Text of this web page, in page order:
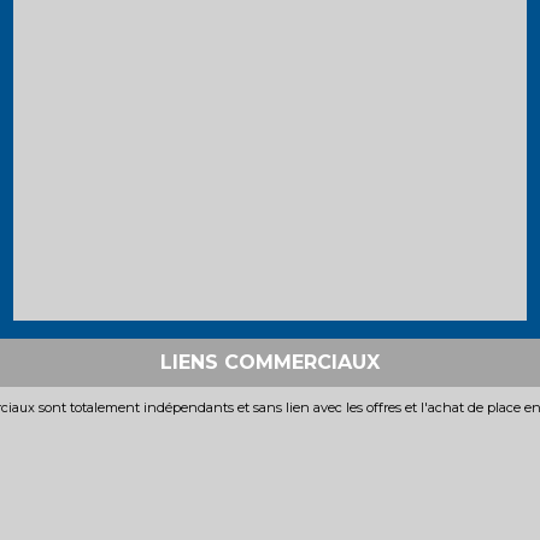
LIENS COMMERCIAUX
sont totalement indépendants et sans lien avec les offres et l'achat de place